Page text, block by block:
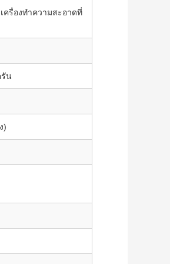
ครื่องทําความสะอาดที่
รัน
)